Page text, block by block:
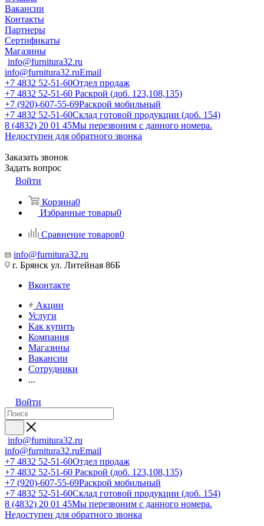
Вакансии
Контакты
Партнеры
Сертификаты
Магазины
info@furnitura32.ru
info@furnitura32.ruEmail
+7 4832 52-51-60Отдел продаж
+7 4832 52-51-60 Раскрой (доб. 123,108,135)
+7 (920)-607-55-69Раскрой мобильный
+7 4832 52-51-60Склад готовой продукции (доб. 154)
8 (4832) 20 01 45Мы перезвоним с данного номера.
Недоступен для обратного звонка
Заказать звонок
Задать вопрос
Войти
Корзина0
Избранные товары0
Сравнение товаров0
info@furnitura32.ru
г. Брянск ул. Литейная 86Б
Вконтакте
Акции
Услуги
Как купить
Компания
Магазины
Вакансии
Сотрудники
...
Войти
info@furnitura32.ru
info@furnitura32.ruEmail
+7 4832 52-51-60Отдел продаж
+7 4832 52-51-60 Раскрой (доб. 123,108,135)
+7 (920)-607-55-69Раскрой мобильный
+7 4832 52-51-60Склад готовой продукции (доб. 154)
8 (4832) 20 01 45Мы перезвоним с данного номера.
Недоступен для обратного звонка